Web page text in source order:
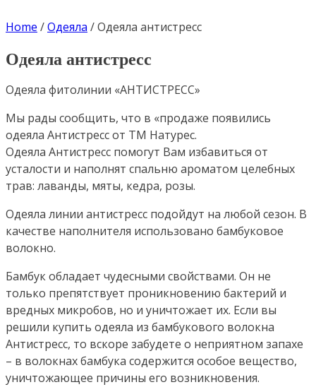
Home /Одеяла /Одеяла антистресс
Одеяла антистресс
Одеяла фитолинии «АНТИСТРЕСС»
Мы рады сообщить, что в «продаже появились
одеяла Антистресс от ТМ Натурес.
Одеяла Антистресс помогут Вам избавиться от
усталости и наполнят спальню ароматом целебных
трав: лаванды, мяты, кедра, розы.
Одеяла линии антистресс подойдут на любой сезон. В
качестве наполнителя использовано бамбуковое
волокно.
Бамбук обладает чудесными свойствами. Он не
только препятствует проникновению бактерий и
вредных микробов, но и уничтожает их. Если вы
решили купить одеяла из бамбукового волокна
Антистресс, то вскоре забудете о неприятном запахе
– в волокнах бамбука содержится особое вещество,
уничтожающее причины его возникновения.